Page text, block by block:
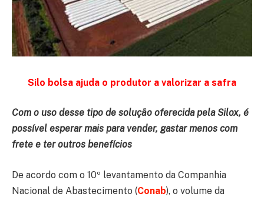
Silo bolsa ajuda o produtor a valorizar a safra
Com o uso desse tipo de solução oferecida pela Silox, é
possível esperar mais para vender, gastar menos com
frete e ter outros benefícios
De acordo com o 10º levantamento da Companhia
Nacional de Abastecimento (Conab), o volume da